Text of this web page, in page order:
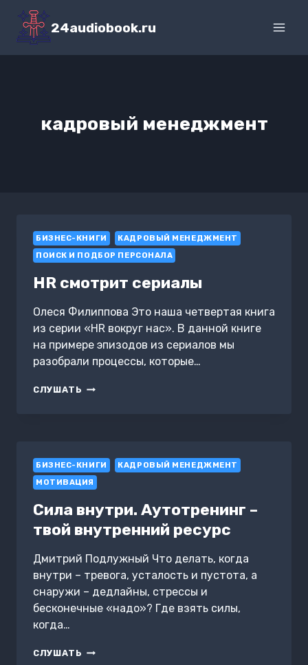
Перейти
содержимому
24audiobook.ru
кадровый менеджмент
БИЗНЕС-КНИГИ
КАДРОВЫЙ МЕНЕДЖМЕНТ
ПОИСК И ПОДБОР ПЕРСОНАЛА
HR смотрит сериалы
Олеся Филиппова Это наша четвертая книга
из серии «HR вокруг нас». В данной книге
на примере эпизодов из сериалов мы
разобрали процессы, которые…
СЛУШАТЬ HR
БИЗНЕС-КНИГИ
КАДРОВЫЙ МЕНЕДЖМЕНТ
МОТИВАЦИЯ
Сила внутри. Аутотренинг –
твой внутренний ресурс
Дмитрий Подлужный Что делать, когда
внутри – тревога, усталость и пустота, а
снаружи – дедлайны, стрессы и
бесконечные «надо»? Где взять силы,
когда…
СЛУШАТЬ СИЛА